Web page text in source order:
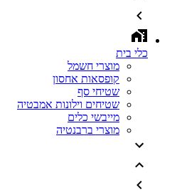
כלי בית
מוצרי חשמל
קופסאות אחסון
שטיחי סף
שטיחים וילונות אמבטיה
מייבשי כלים
מוצרי ברבנטיה